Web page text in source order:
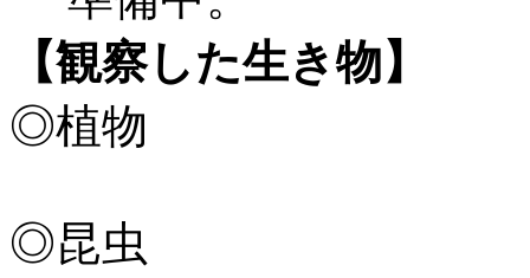
【観察した生き物】
◎植物
◎昆虫